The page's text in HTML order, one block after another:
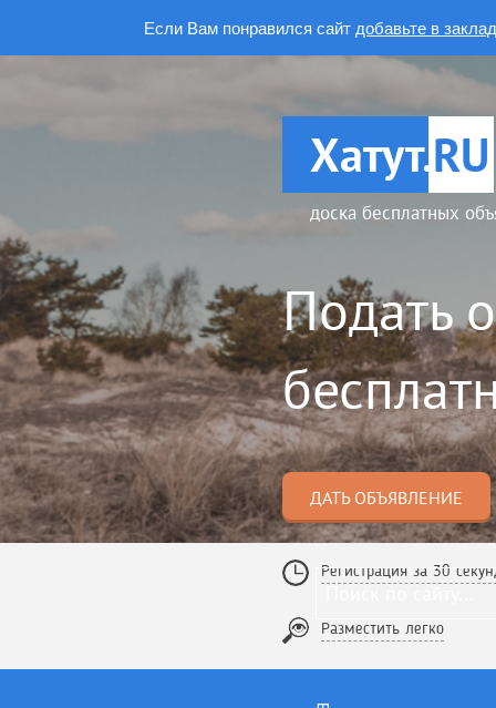
Если Вам понравился сайт добавьте в
Хатут.RU
доска бесплатных
Подать
ДАТЬ ОБЪЯВЛЕНИЕ
Регистрация за 30
Разместить легко